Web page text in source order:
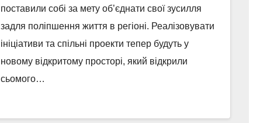
поставили собі за мету об’єднати свої зусилля
задля поліпшення життя в регіоні. Реалізовувати
ініціативи та спільні проекти тепер будуть у
новому відкритому просторі, який відкрили
сьомого…